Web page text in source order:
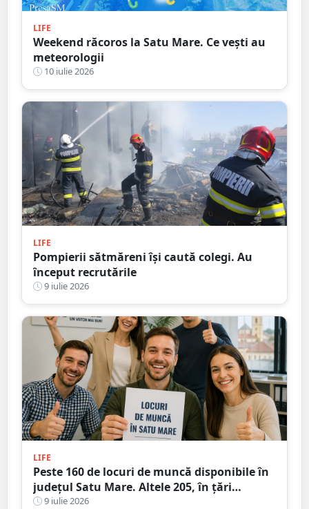
LIFE
Weekend răcoros la Satu Mare. Ce vești au
meteorologii
10 iulie 2026
LIFE
Pompierii sătmăreni își caută colegi. Au
început recrutările
9 iulie 2026
LIFE
Peste 160 de locuri de muncă disponibile în
județul Satu Mare. Altele 205, în țări
europene
9 iulie 2026